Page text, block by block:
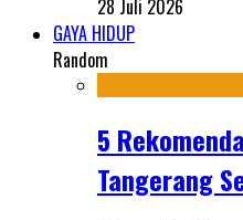
28 Juli 2026
GAYA HIDUP
Random
5
Tangerang